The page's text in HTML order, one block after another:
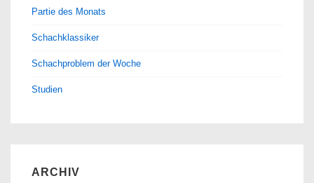
Partie des Monats
Schachklassiker
Schachproblem der Woche
Studien
ARCHIV